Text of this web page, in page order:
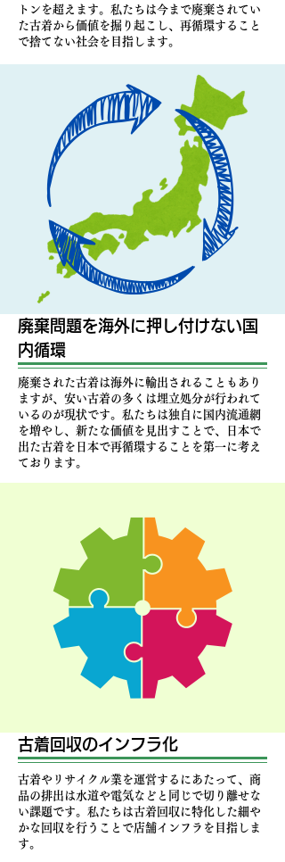
トンを超えます。私たちは今まで廃棄されてい
た古着から価値を掘り起こし、再循環すること
で捨てない社会を目指します。
廃棄問題を​海外に押し付けない国
内循環
​廃棄された古着は海外に輸出されることもあり
ますが、安い古着の多くは埋立処分が行われて
いるのが現状です。私たちは独自に国内流通網
を増やし、新たな価値を見出すことで、日本で
出た古着を日本で再循環することを第一に考え
ております。
古着回収の​インフラ化
​古着やリサイクル業を運営するにあたって、商
品の排出は水道や電気などと同じで切り離せな
い課題です。私たちは古着回収に特化した細や
かな回収を行うことで店舗インフラを目指しま
す。